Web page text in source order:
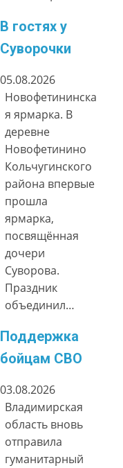
В гостях у
Суворочки
05.08.2026
Новофетининска
я ярмарка. В
деревне
Новофетинино
Кольчугинского
района впервые
прошла
ярмарка,
посвящённая
дочери
Суворова.
Праздник
объединил…
Поддержка
бойцам СВО
03.08.2026
Владимирская
область вновь
отправила
гуманитарный